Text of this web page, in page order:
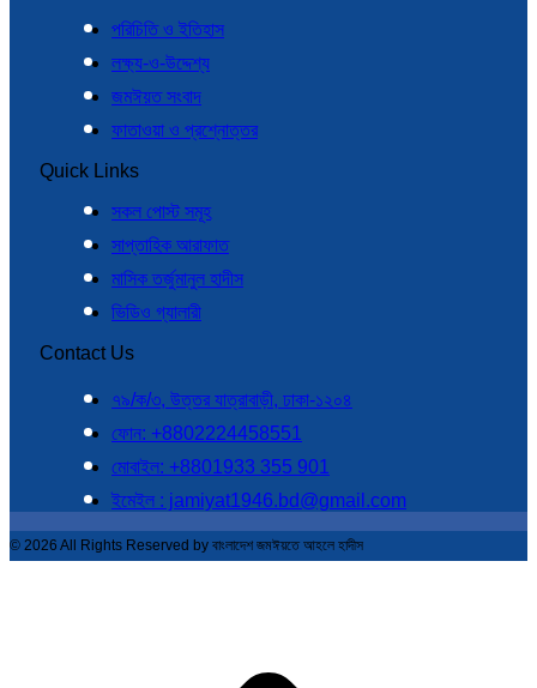
পরিচিতি ও ইতিহাস
লক্ষ্য-ও-উদ্দেশ্য
জমঈয়ত সংবাদ
ফাতাওয়া ও প্রশ্নোত্তর
Quick Links
সকল পোস্ট সমূহ
সাপ্তাহিক আরাফাত
মাসিক তর্জুমানুল হাদীস
ভিডিও গ্যালারী
Contact Us
৭৯/ক/৩, উত্তর যাত্রাবাড়ী, ঢাকা-১২০৪
ফোন: +8802224458551
মোবাইল: +8801933 355 901
ইমেইল : jamiyat1946.bd@gmail.com
© 2026 All Rights Reserved by বাংলাদেশ জমঈয়তে আহলে হাদীস